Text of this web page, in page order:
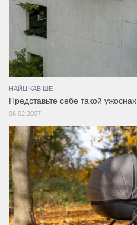
НАЙЦІКАВІШЕ
Представьте себе такой ужоснах
06.02.2007